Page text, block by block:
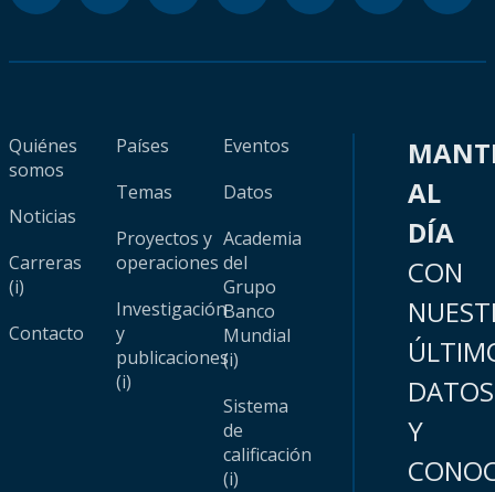
Quiénes
somos
Noticias
Carreras
(i)
Contacto
Países
Temas
Proyectos y
operaciones
Investigación
y
publicaciones
(i)
Eventos
Datos
Academia
del
Grupo
Banco
Mundial
(i)
Sistema
de
calificación
(i)
AL
DÍA
CON
DATOS
Y